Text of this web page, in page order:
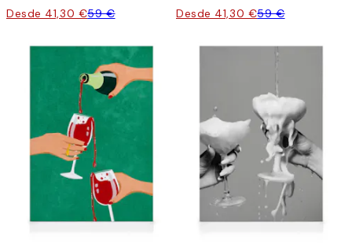
Desde 41,30 €59 € Desde 41,30 €59 €